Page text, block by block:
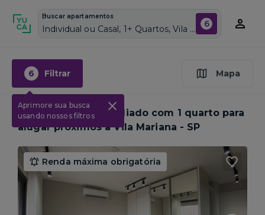
Buscar apartamentos
Individual ou Casal, 1+ Quartos, Vila Mariana, Vagas de garagem: Sim, Mobiliado, Piscina 6
6 Filtrar
Aprimore sua busca
usando nossos filtros
Mapa
1Apartamento mobiliado com 1 quarto para
alugar próximos aVila Mariana - SP
Renda máxima obrigatória